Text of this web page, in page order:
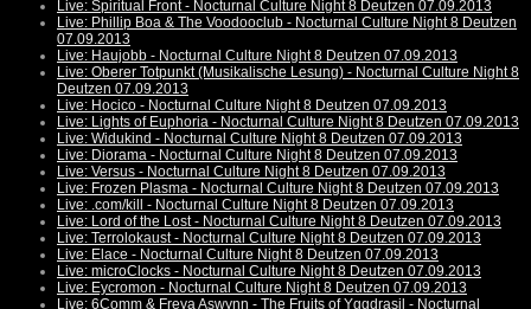
Live: Spiritual Front - Nocturnal Culture Night 8 Deutzen 07.09.2013
Live: Phillip Boa & The Voodooclub - Nocturnal Culture Night 8 Deutzen
07.09.2013
Live: Haujobb - Nocturnal Culture Night 8 Deutzen 07.09.2013
Live: Oberer Totpunkt (Musikalische Lesung) - Nocturnal Culture Night 8
Deutzen 07.09.2013
Live: Hocico - Nocturnal Culture Night 8 Deutzen 07.09.2013
Live: Lights of Euphoria - Nocturnal Culture Night 8 Deutzen 07.09.2013
Live: Widukind - Nocturnal Culture Night 8 Deutzen 07.09.2013
Live: Diorama - Nocturnal Culture Night 8 Deutzen 07.09.2013
Live: Versus - Nocturnal Culture Night 8 Deutzen 07.09.2013
Live: Frozen Plasma - Nocturnal Culture Night 8 Deutzen 07.09.2013
Live: .com/kill - Nocturnal Culture Night 8 Deutzen 07.09.2013
Live: Lord of the Lost - Nocturnal Culture Night 8 Deutzen 07.09.2013
Live: Terrolokaust - Nocturnal Culture Night 8 Deutzen 07.09.2013
Live: Elace - Nocturnal Culture Night 8 Deutzen 07.09.2013
Live: microClocks - Nocturnal Culture Night 8 Deutzen 07.09.2013
Live: Eycromon - Nocturnal Culture Night 8 Deutzen 07.09.2013
Live: 6Comm & Freya Aswynn - The Fruits of Yggdrasil - Nocturnal